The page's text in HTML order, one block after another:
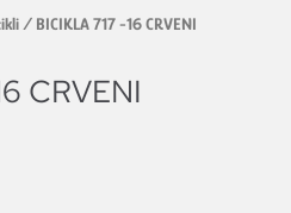
/ BICIKLA 717 -16 CRVENI
CRVENI